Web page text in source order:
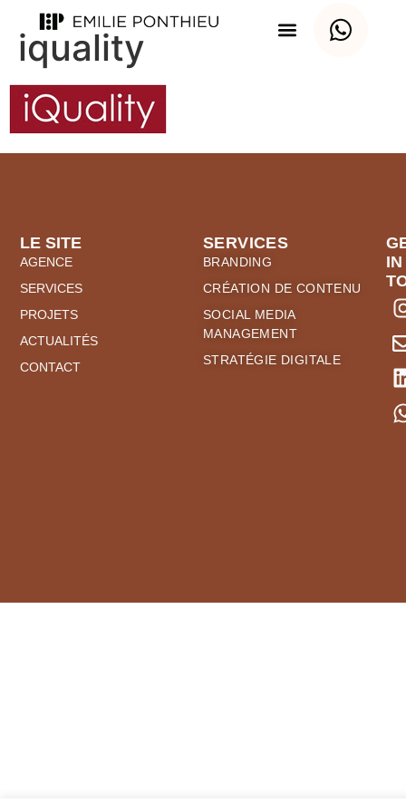
iquality
SERVICES
BRANDING
CRÉATION DE CONTENU
SOCIAL MEDIA
MANAGEMENT
STRATÉGIE DIGITALE
LE SITE
AGENCE
SERVICES
PROJETS
ACTUALITÉS
CONTACT
IN